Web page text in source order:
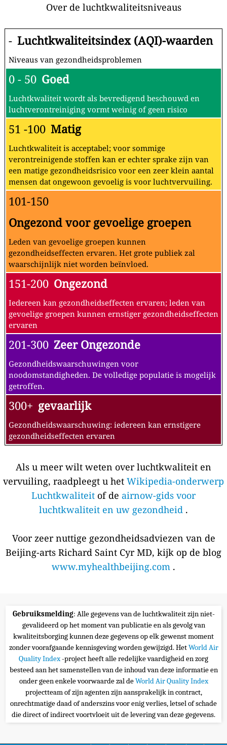
Over de luchtkwaliteitsniveaus
- Luchtkwaliteitsindex (AQI)-waarden
Niveaus van gezondheidsproblemen
0 - 50 Goed
Luchtkwaliteit wordt als bevredigend beschouwd en
luchtverontreiniging vormt weinig of geen risico
51 -100 Matig
Luchtkwaliteit is acceptabel; voor sommige
verontreinigende stoffen kan er echter sprake zijn van
een matige gezondheidsrisico voor een zeer klein aantal
mensen dat ongewoon gevoelig is voor luchtvervuiling.
101-150
Ongezond voor gevoelige groepen
Leden van gevoelige groepen kunnen
gezondheidseffecten ervaren. Het grote publiek zal
waarschijnlijk niet worden beïnvloed.
151-200 Ongezond
Iedereen kan gezondheidseffecten ervaren; leden van
gevoelige groepen kunnen ernstiger gezondheidseffecten
ervaren
201-300 Zeer Ongezonde
Gezondheidswaarschuwingen voor
noodomstandigheden. De volledige populatie is mogelijk
getroffen.
300+ gevaarlijk
Gezondheidswaarschuwing: iedereen kan ernstigere
gezondheidseffecten ervaren
Als u meer wilt weten over luchtkwaliteit en
vervuiling, raadpleegt u het Wikipedia-onderwerp
Luchtkwaliteit of de airnow-gids voor
luchtkwaliteit en uw gezondheid .
Voor zeer nuttige gezondheidsadviezen van de
Beijing-arts Richard Saint Cyr MD, kijk op de blog
www.myhealthbeijing.com .
Gebruiksmelding: Alle gegevens van de luchtkwaliteit zijn niet-
gevalideerd op het moment van publicatie en als gevolg van
kwaliteitsborging kunnen deze gegevens op elk gewenst moment
zonder voorafgaande kennisgeving worden gewijzigd. HetWorld Air
Quality Index-project heeft alle redelijke vaardigheid en zorg
besteed aan het samenstellen van de inhoud van deze informatie en
onder geen enkele voorwaarde zal deWorld Air Quality Index
projectteam of zijn agenten zijn aansprakelijk in contract,
onrechtmatige daad of anderszins voor enig verlies, letsel of schade
die direct of indirect voortvloeit uit de levering van deze gegevens.